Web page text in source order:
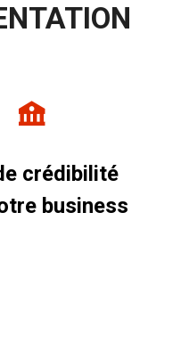
crédibilité
business